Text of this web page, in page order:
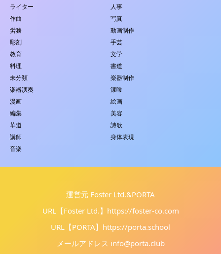
ライター
人事
作曲
写真
労務
動画制作
彫刻
手芸
教育
文学
料理
書道
未分類
楽器制作
楽器演奏
漆喰
漫画
絵画
編集
美容
華道
詩歌
講師
身体表現
音楽
運営元 Foster Ltd.&PORTA
URL【Foster Ltd.】 https://foster-co.com
URL【PORTA】 https://porta.school
メールアドレス info@porta.club